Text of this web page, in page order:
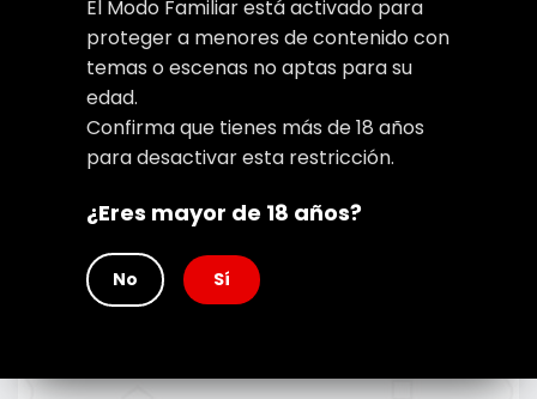
El Modo Familiar está activado para
proteger a menores de contenido con
temas o escenas no aptas para su
edad.
Confirma que tienes más de 18 años
para desactivar esta restricción.
¿Eres mayor de 18 años?
No Sí
Type
Manhwa
Desconocido